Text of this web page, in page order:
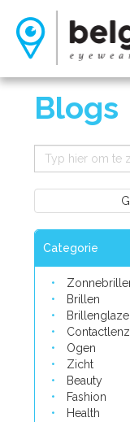
Blogs
Categorie
Brillen
Ogen
Zicht
Beauty
Fashion
Health